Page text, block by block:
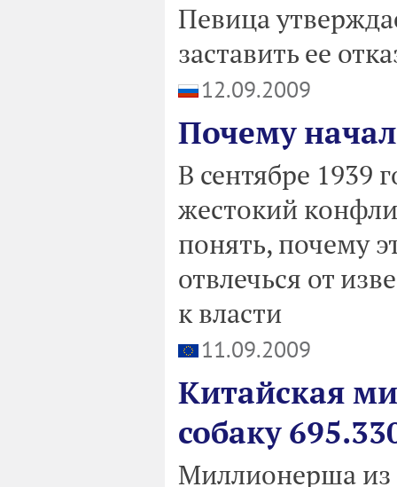
Певица
заставить ее
12.09.2009
Почему
В сентябре 1939
жестокий
понять, почему
отвлечься от
к власти
11.09.2009
Китайская
собаку
Миллионерша из